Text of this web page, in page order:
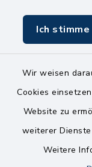
Ich stimme
Wir weisen
Cookies
Website zu
weiterer
Weitere